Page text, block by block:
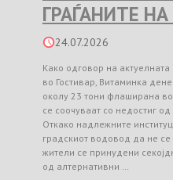
ГРАЃАНИТЕ
24.07.2026
Како одговор на
во Гостивар, Витаминка
околу 23 тони флаширана
се соочуваат со недостиг
Откако надлежните
градскиот водовод да не се
жители се принудени
од алтернативни …